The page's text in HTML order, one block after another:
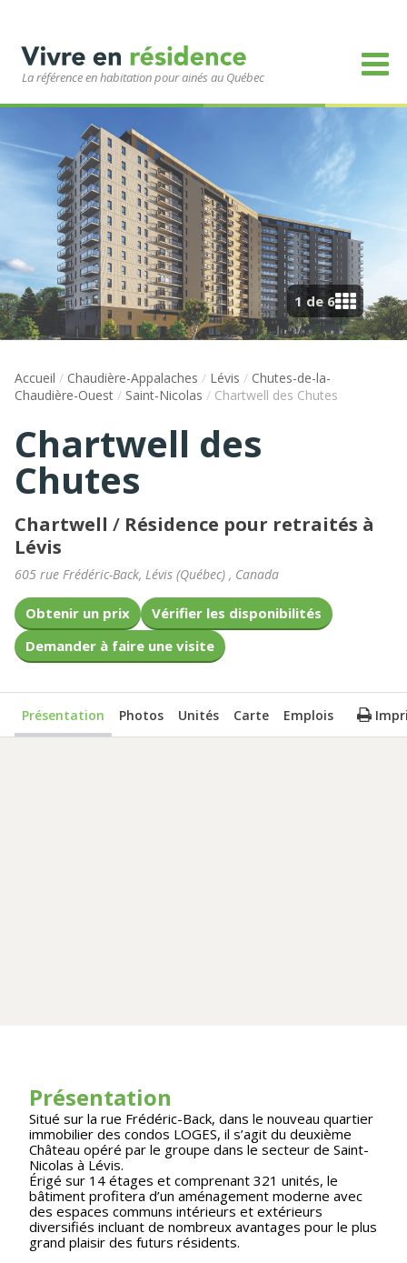
La référence en habitation pour ainés au Québec
1 de 6
Accueil / Chaudière-Appalaches / Lévis / Chutes-de-la-
Chaudière-Ouest / Saint-Nicolas / Chartwell des Chutes
Chartwell des
Chutes
Chartwell / Résidence pour retraités à
Lévis
605 rue Frédéric-Back, Lévis (Québec) , Canada
Obtenir un prix
Vérifier les disponibilités
Demander à faire une visite
Présentation Photos Unités Carte Emplois
Présentation
Situé sur la rue Frédéric-Back, dans le nouveau quartier
immobilier des condos LOGES, il s’agit du deuxième
Château opéré par le groupe dans le secteur de Saint-
Nicolas à Lévis.
Érigé sur 14 étages et comprenant 321 unités, le
bâtiment profitera d’un aménagement moderne avec
des espaces communs intérieurs et extérieurs
diversifiés incluant de nombreux avantages pour le plus
grand plaisir des futurs résidents.